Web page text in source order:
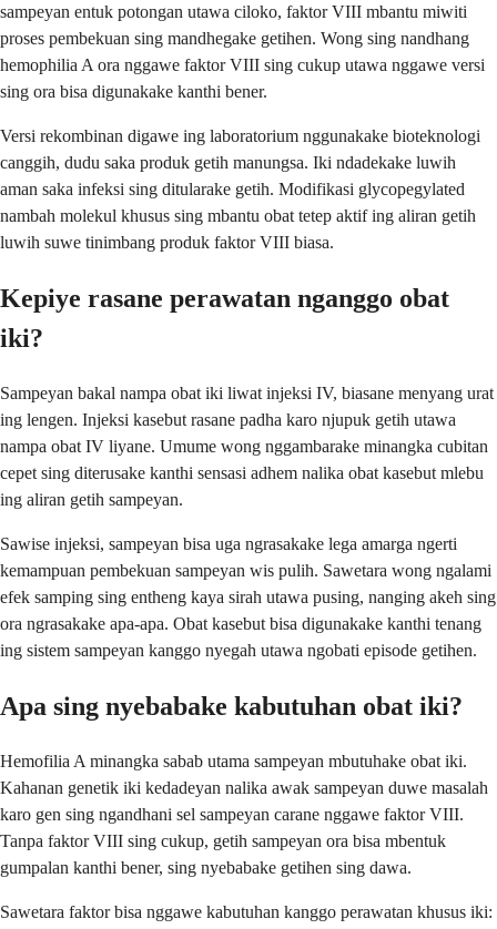
sampeyan entuk potongan utawa ciloko, faktor VIII mbantu miwiti
proses pembekuan sing mandhegake getihen. Wong sing nandhang
hemophilia A ora nggawe faktor VIII sing cukup utawa nggawe versi
sing ora bisa digunakake kanthi bener.
Versi rekombinan digawe ing laboratorium nggunakake bioteknologi
canggih, dudu saka produk getih manungsa. Iki ndadekake luwih
aman saka infeksi sing ditularake getih. Modifikasi glycopegylated
nambah molekul khusus sing mbantu obat tetep aktif ing aliran getih
luwih suwe tinimbang produk faktor VIII biasa.
Kepiye rasane perawatan nganggo obat
iki?
Sampeyan bakal nampa obat iki liwat injeksi IV, biasane menyang urat
ing lengen. Injeksi kasebut rasane padha karo njupuk getih utawa
nampa obat IV liyane. Umume wong nggambarake minangka cubitan
cepet sing diterusake kanthi sensasi adhem nalika obat kasebut mlebu
ing aliran getih sampeyan.
Sawise injeksi, sampeyan bisa uga ngrasakake lega amarga ngerti
kemampuan pembekuan sampeyan wis pulih. Sawetara wong ngalami
efek samping sing entheng kaya sirah utawa pusing, nanging akeh sing
ora ngrasakake apa-apa. Obat kasebut bisa digunakake kanthi tenang
ing sistem sampeyan kanggo nyegah utawa ngobati episode getihen.
Apa sing nyebabake kabutuhan obat iki?
Hemofilia A minangka sabab utama sampeyan mbutuhake obat iki.
Kahanan genetik iki kedadeyan nalika awak sampeyan duwe masalah
karo gen sing ngandhani sel sampeyan carane nggawe faktor VIII.
Tanpa faktor VIII sing cukup, getih sampeyan ora bisa mbentuk
gumpalan kanthi bener, sing nyebabake getihen sing dawa.
Sawetara faktor bisa nggawe kabutuhan kanggo perawatan khusus iki: